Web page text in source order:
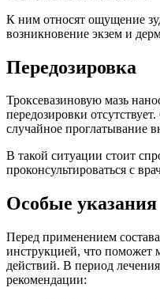
К ним относят ощущение
возникновение экзем и
Передозировка
Троксевазиновую мазь
передозировки
случайное проглатывание
В такой ситуации стоит
проконсультироваться с
Особые указания
Перед применением
инструкцией, что поможет
действий. В период
рекомендации: